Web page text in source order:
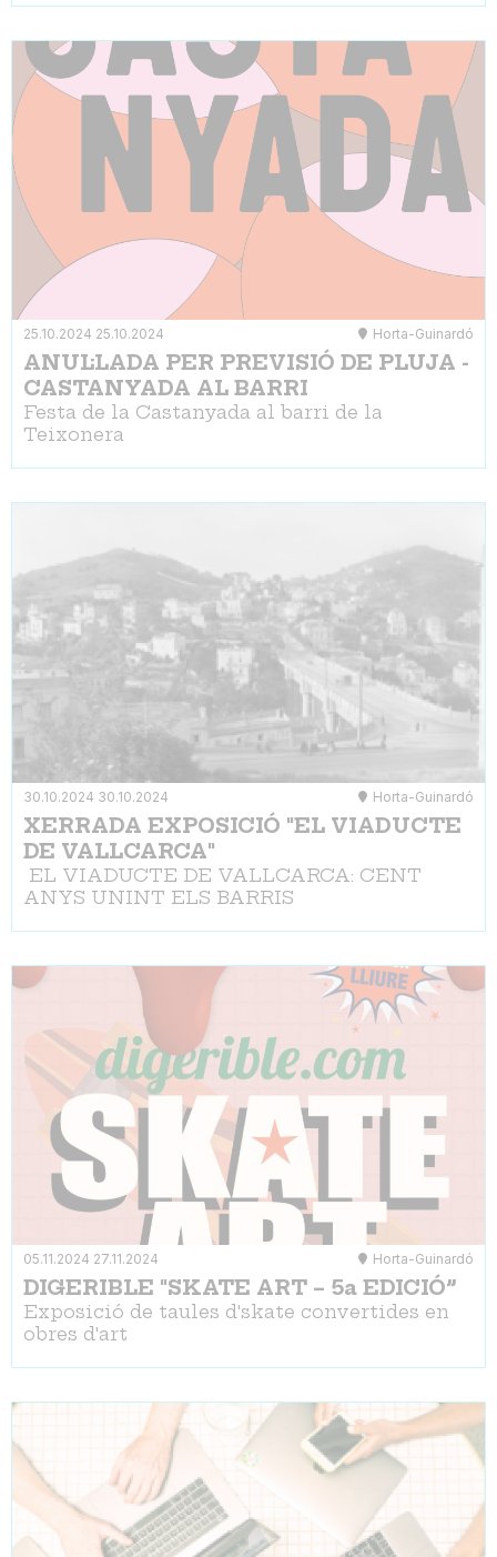
25.10.2024 25.10.2024 Horta-Guinardó
ANUL·LADA PER PREVISIÓ DE PLUJA -
CASTANYADA AL BARRI
Festa de la Castanyada al barri de la
Teixonera
30.10.2024 30.10.2024 Horta-Guinardó
XERRADA EXPOSICIÓ "EL VIADUCTE
DE VALLCARCA"
EL VIADUCTE DE VALLCARCA: CENT
ANYS UNINT ELS BARRIS
05.11.2024 27.11.2024 Horta-Guinardó
DIGERIBLE "SKATE ART – 5a EDICIÓ”
Exposició de taules d'skate convertides en
obres d'art